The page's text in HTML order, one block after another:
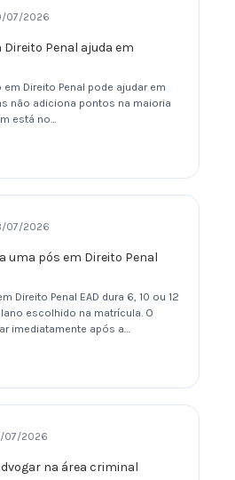
07/2026
Penal ajuda em
Direito Penal pode ajudar em
não adiciona pontos na maioria
está no…
07/2026
uma pós em Direito Penal
Direito Penal EAD dura 6, 10 ou 12
escolhido na matrícula. O
imediatamente após a…
07/2026
na área criminal